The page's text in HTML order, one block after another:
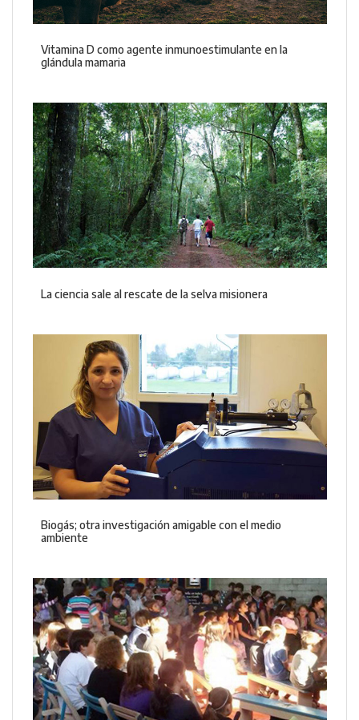
Vitamina D como agente inmunoestimulante en la
glándula mamaria
La ciencia sale al rescate de la selva misionera
Biogás; otra investigación amigable con el medio
ambiente